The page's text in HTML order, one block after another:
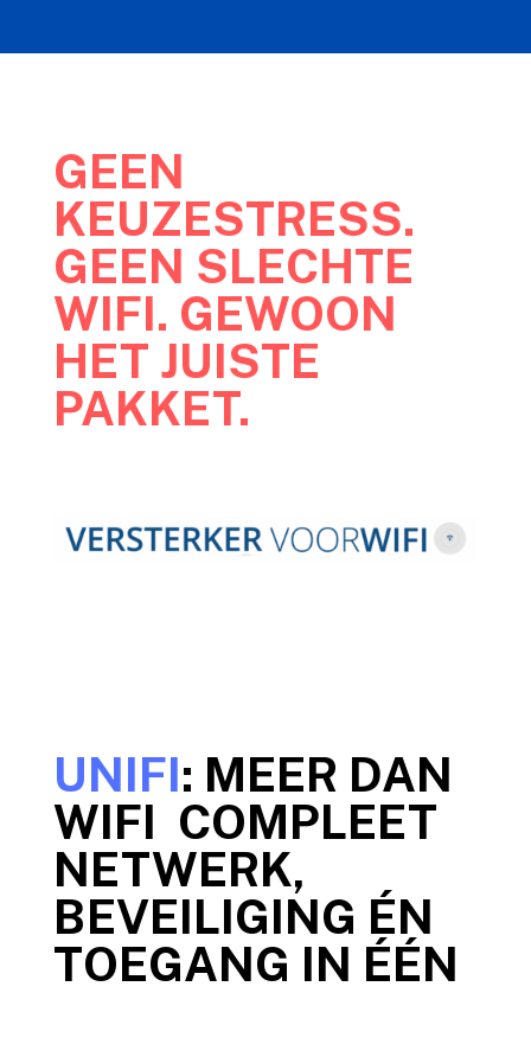
GEEN
KEUZESTRESS.
GEEN SLECHTE
WIFI. GEWOON
HET JUISTE
PAKKET.
UNIFI: MEER DAN
WIFI COMPLEET
NETWERK,
BEVEILIGING ÉN
TOEGANG IN ÉÉN